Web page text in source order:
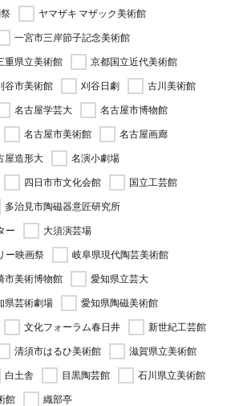
ヤマザキ マザック美術館
一宮市三岸節子記念美術館
重県立美術館
京都国立近代美術館
谷市美術館 刈谷日劇
古川美術館
名古屋学芸大
名古屋市博物館
名古屋市美術館
名古屋画廊
屋造形大
名演小劇場
四日市市文化会館
国立工芸館
多治見市陶磁器意匠研究所
ー
大須演芸場
ー映画祭
岐阜県現代陶芸美術館
市美術博物館
愛知県立芸大
県芸術劇場
愛知県陶磁美術館
文化フォーラム春日井
新世紀工芸館
清須市はるひ美術館
滋賀県立美術館
白土舎 目黒陶芸館
石川県立美術館
館
織部亭